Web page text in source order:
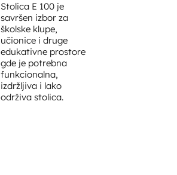
Stolica E 100 je
savršen izbor za
školske klupe,
učionice i druge
edukativne prostore
gde je potrebna
funkcionalna,
izdržljiva i lako
održiva stolica.